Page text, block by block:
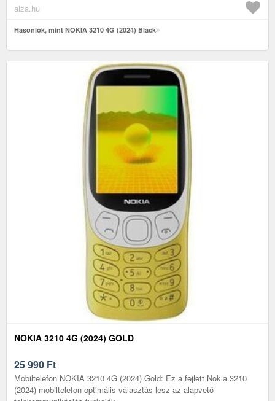
alza.hu
Hasonlók, mint NOKIA 3210 4G (2024) Black
NOKIA 3210 4G (2024) GOLD
25 990 Ft
Mobiltelefon NOKIA 3210 4G (2024) Gold: Ez a fejlett Nokia 3210
(2024) mobiltelefon optimális választás lesz az alapvető